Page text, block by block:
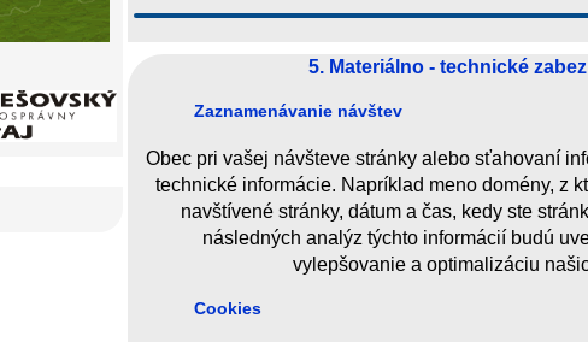
5. Materiálno - technické
Zaznamenávanie návštev
Obec pri vašej návšteve stránky alebo sťahovaní
technické informácie. Napríklad meno domény, z
navštívené stránky, dátum a čas, kedy ste
následných analýz týchto informácií budú
vylepšovanie a optimalizáciu
Cookies